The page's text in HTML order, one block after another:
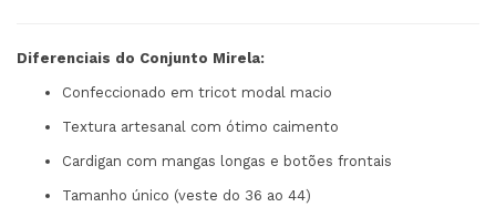
Diferenciais do Conjunto Mirela:
Confeccionado em tricot modal macio
Textura artesanal com ótimo caimento
Cardigan com mangas longas e botões frontais
Tamanho único (veste do 36 ao 44)